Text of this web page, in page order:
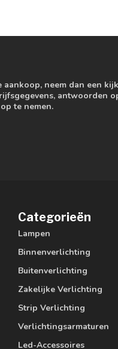
neem dan een
antwoorden
te nemen.
Categorieën
Lampen
Binnenverlichting
Buitenverlichting
Zakelijke Verlichting
Strip Verlichting
Verlichtingsarmaturen
Led-Accessoires